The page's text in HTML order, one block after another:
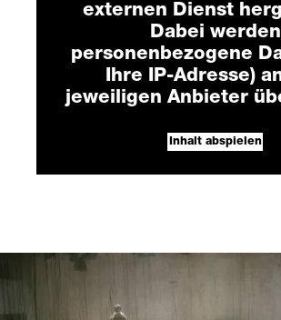
externen Dienst
Dabei werden
personenbezogene
Ihre IP-Adresse)
jeweiligen Anbieter
Inhalt abspielen